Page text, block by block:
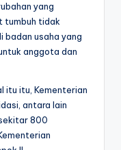
yang
tumbuh tidak
badan usaha yang
anggota dan
itu itu, Kementerian
antara lain
800